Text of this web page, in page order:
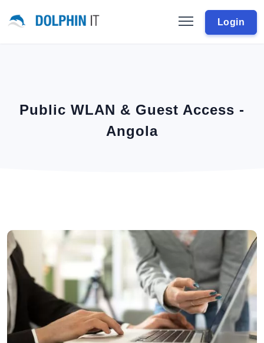
Login
Public WLAN & Guest Access -
Angola